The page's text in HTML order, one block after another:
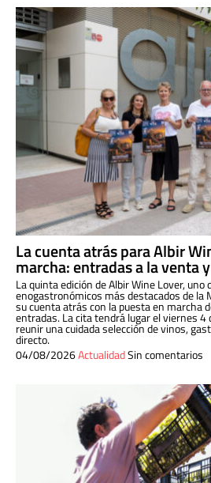
La cuenta atrás para Albir
marcha: entradas a la venta
La quinta edición de Albir Wine Lover, uno
enogastronómicos más destacados de la
su cuenta atrás con la puesta en marcha
entradas. La cita tendrá lugar el viernes
reunir una cuidada selección de vinos,
directo.
04/08/2026ActualidadSin comentarios